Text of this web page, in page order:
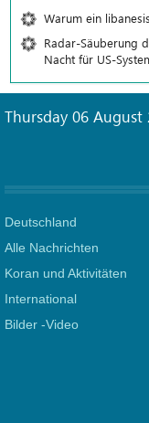
Warum ein
Radar-Säuberung
Nacht für US-
Thursday 06 August
Deutschland
Alle Nachrichten
Koran und Aktivitäten
International
Bilder -Video